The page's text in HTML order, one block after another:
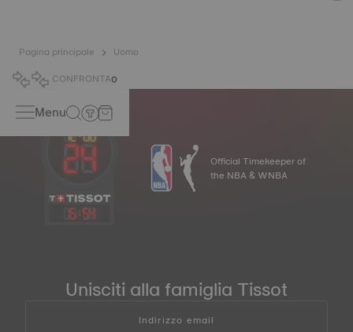
Pagina principale
Uomo
CONFRONTA0
Menu
15:54
Official Timekeeper of
the NBA & WNBA
Unisciti alla famiglia Tissot
Indirizzo email